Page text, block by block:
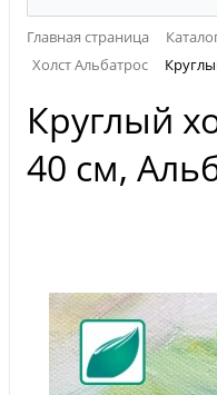
Главная страница
Холст Альбатрос
Круглый
40 см,